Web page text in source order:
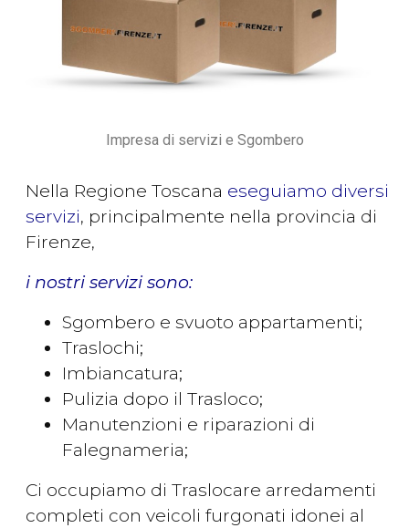
Impresa di servizi e Sgombero
Nella Regione Toscana eseguiamo diversi
servizi, principalmente nella provincia di
Firenze,
i nostri servizi sono:
Sgombero e svuoto appartamenti;
Traslochi;
Imbiancatura;
Pulizia dopo il Trasloco;
Manutenzioni e riparazioni di
Falegnameria;
Ci occupiamo di Traslocare arredamenti
completi con veicoli furgonati idonei al